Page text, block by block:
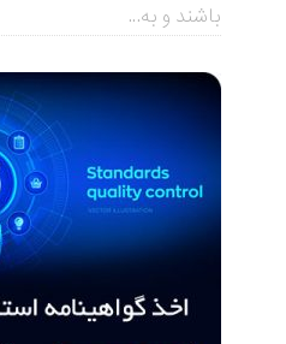
باشند و به...